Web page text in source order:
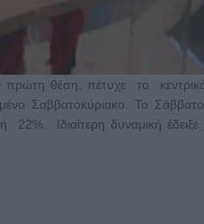
πρώτη θέση, πέτυχε το
Σαββατοκύριακο. Το
Ιδιαίτερη δυναμική έδειξε